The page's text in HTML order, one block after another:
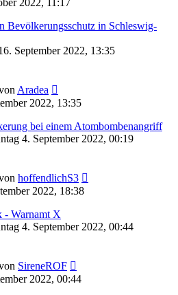
Bevölkerungsschutz in Schleswig-
September 2022, 13:35
Aradea
2022, 13:35
bei einem Atombombenangriff
4. September 2022, 00:19
hoffendlichS3
2022, 18:38
- Warnamt X
4. September 2022, 00:44
SireneROF
2022, 00:44